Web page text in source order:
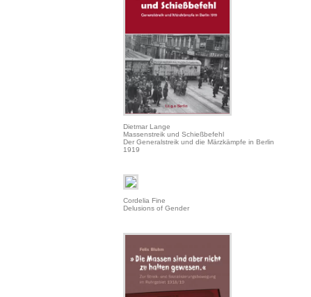
Dietmar Lange
Massenstreik und Schießbefehl
Der Generalstreik und die Märzkämpfe in Berlin
1919
Cordelia Fine
Delusions of Gender